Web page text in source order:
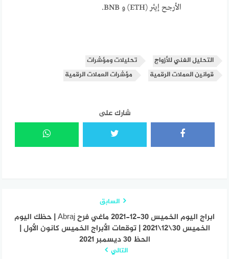
الأرجح إيثر (ETH) و BNB.
التحليل الفني للأزواج
تحليلات ومؤشرات
قوانين العملات الرقمية
مؤشرات العملات الرقمية
شارك على
السابق
ابراج اليوم الخميس 30-12-2021 ماغي فرح Abraj | حظك اليوم
الخميس 30\12\2021 | توقعات الأبراج الخميس كانون الأول |
الحظ 30 ديسمبر 2021
التالي